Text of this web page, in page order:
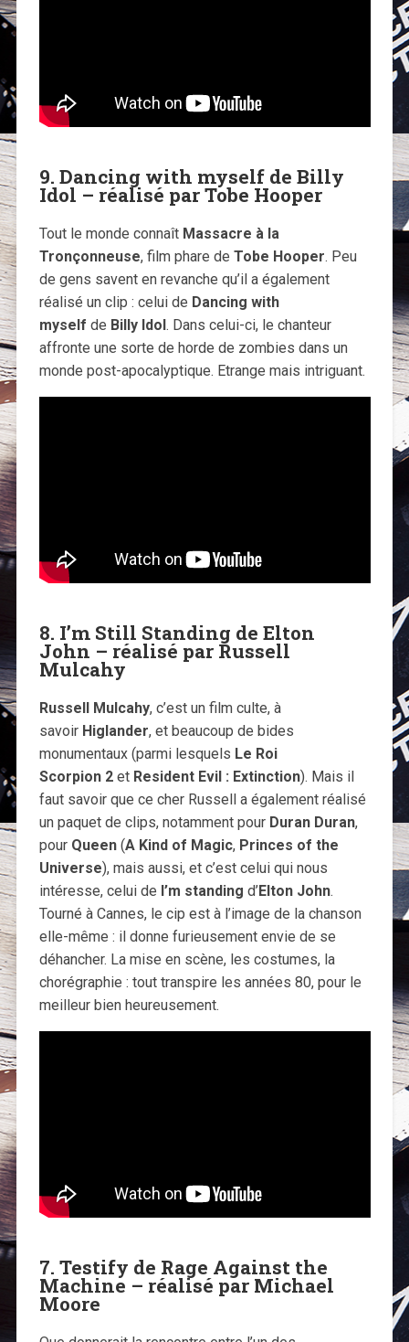
9. Dancing with myself de Billy
Idol – réalisé par Tobe Hooper
Tout le monde connaît Massacre à la
Tronçonneuse, film phare de Tobe Hooper. Peu
de gens savent en revanche qu’il a également
réalisé un clip : celui de Dancing with
myself de Billy Idol . Dans celui-ci, le chanteur
affronte une sorte de horde de zombies dans un
monde post-apocalyptique. Etrange mais intriguant.
8. I’m Still Standing de Elton
John – réalisé par Russell
Mulcahy
Russell Mulcahy, c’est un film culte, à
savoir Higlander, et beaucoup de bides
monumentaux (parmi lesquels Le Roi
Scorpion 2 et Resident Evil : Extinction). Mais il
faut savoir que ce cher Russell a également réalisé
un paquet de clips, notamment pour Duran Duran,
pour Queen (A Kind of Magic, Princes of the
Universe), mais aussi, et c’est celui qui nous
intéresse, celui de I’m standing d’Elton John.
Tourné à Cannes, le cip est à l’image de la chanson
elle-même : il donne furieusement envie de se
déhancher. La mise en scène, les costumes, la
chorégraphie : tout transpire les années 80, pour le
meilleur bien heureusement.
7. Testify de Rage Against the
Machine – réalisé par Michael
Moore